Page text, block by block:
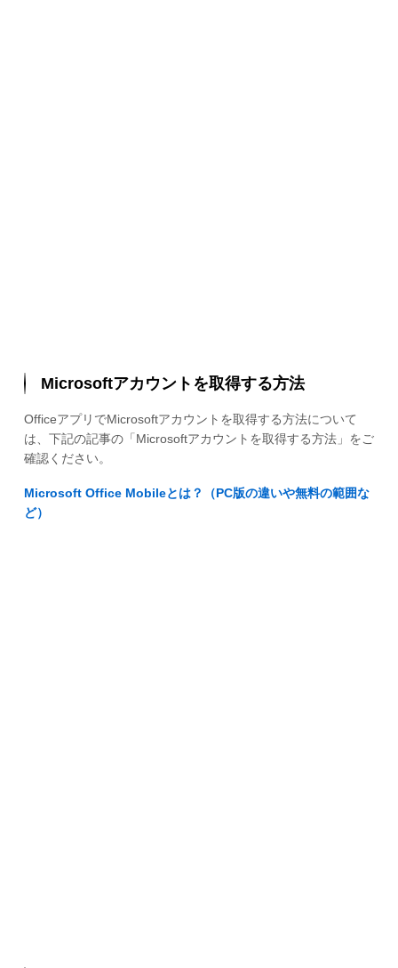
Microsoftアカウントを取得する方法
OfficeアプリでMicrosoftアカウントを取得する方法について
は、下記の記事の「Microsoftアカウントを取得する方法」をご
確認ください。
Microsoft Office Mobileとは？（PC版の違いや無料の範囲な
ど）